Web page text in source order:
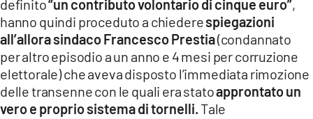
definito“un contributo volontario di cinque euro”,
hanno quindi proceduto a chiederespiegazioni
all’allora sindaco Francesco Prestia(condannato
per altro episodio a un anno e 4 mesi per corruzione
elettorale) che aveva disposto l’immediata rimozione
delle transenne con le quali era statoapprontato un
vero e proprio sistema di tornelli.Tale